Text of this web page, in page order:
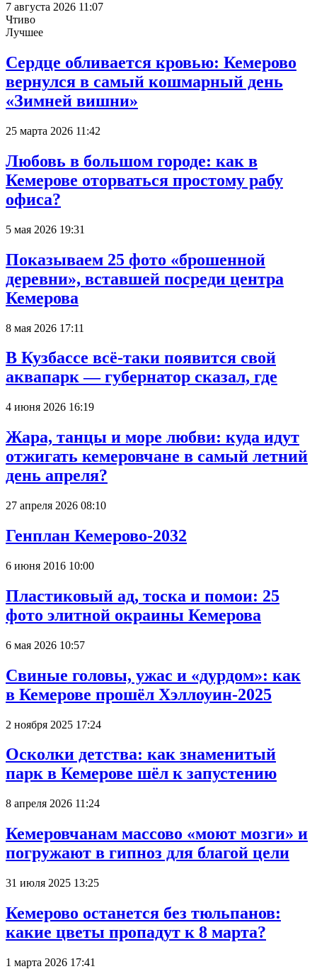
7 августа 2026 11:07
Чтиво
Лучшее
Сердце обливается кровью: Кемерово
вернулся в самый кошмарный день
«Зимней вишни»
25 марта 2026 11:42
Любовь в большом городе: как в
Кемерове оторваться простому рабу
офиса?
5 мая 2026 19:31
Показываем 25 фото «брошенной
деревни», вставшей посреди центра
Кемерова
8 мая 2026 17:11
В Кузбассе всё-таки появится свой
аквапарк — губернатор сказал, где
4 июня 2026 16:19
Жара, танцы и море любви: куда идут
отжигать кемеровчане в самый летний
день апреля?
27 апреля 2026 08:10
Генплан Кемерово-2032
6 июня 2016 10:00
Пластиковый ад, тоска и помои: 25
фото элитной окраины Кемерова
6 мая 2026 10:57
Свиные головы, ужас и «дурдом»: как
в Кемерове прошёл Хэллоуин-2025
2 ноября 2025 17:24
Осколки детства: как знаменитый
парк в Кемерове шёл к запустению
8 апреля 2026 11:24
Кемеровчанам массово «моют мозги» и
погружают в гипноз для благой цели
31 июля 2025 13:25
Кемерово останется без тюльпанов:
какие цветы пропадут к 8 марта?
1 марта 2026 17:41